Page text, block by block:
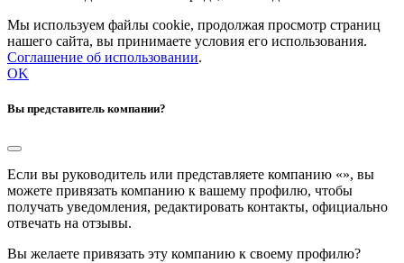
Мы используем файлы cookie, продолжая просмотр страниц
нашего сайта, вы принимаете условия его использования.
Соглашение об использовании.
OK
Вы представитель компании?
Если вы руководитель или представляете компанию «», вы
можете привязать компанию к вашему профилю, чтобы
получать уведомления, редактировать контакты, официально
отвечать на отзывы.
Вы желаете привязать эту компанию к своему профилю?